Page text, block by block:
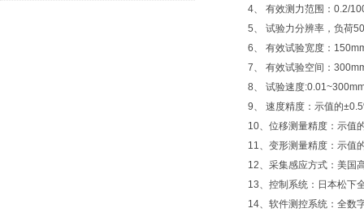
4、 有效测力范围：0.2/
5、 试验力分辨率，负荷
6、 有效试验宽度：
7、 有效试验空间：
8、 试验速度
9、 速度精度：示值的
10、位移测量精度：示值
11、变形测量精度：示值
12、采集感应方式：美国
13、控制系统：日本松下
14、软件测控系统：全数